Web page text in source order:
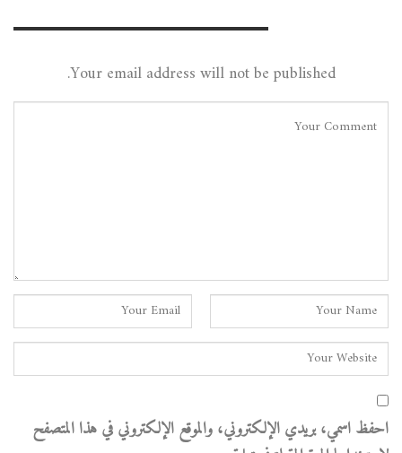
Your email address will not be published.
احفظ اسمي، بريدي الإلكتروني، والموقع الإلكتروني في هذا المتصفح